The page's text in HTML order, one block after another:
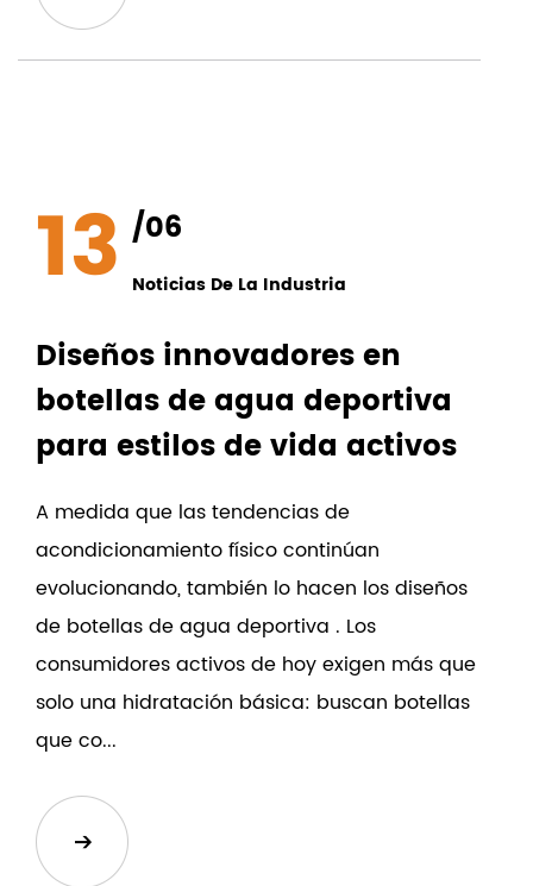
13 /06
Noticias De La Industria
Diseños innovadores en
botellas de agua deportiva
para estilos de vida activos
A medida que las tendencias de
acondicionamiento físico continúan
evolucionando, también lo hacen los diseños
de botellas de agua deportiva . Los
consumidores activos de hoy exigen más que
solo una hidratación básica: buscan botellas
que co...